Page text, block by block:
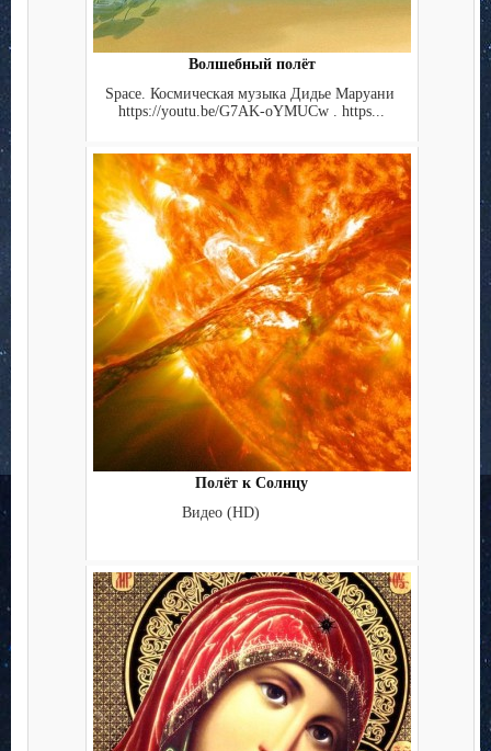
Волшебный полёт
Space. Космическая музыка Дидье Маруани
https://youtu.be/G7AK-oYMUCw . https...
Полёт к Солнцу
Видео (HD)